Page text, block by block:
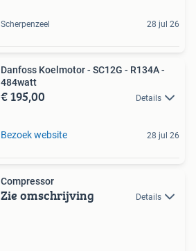
Scherpenzeel 28 jul 26
Danfoss Koelmotor - SC12G - R134A -
484watt
€ 195,00 Details
Bezoek website 28 jul 26
Compressor
Zie omschrijving Details